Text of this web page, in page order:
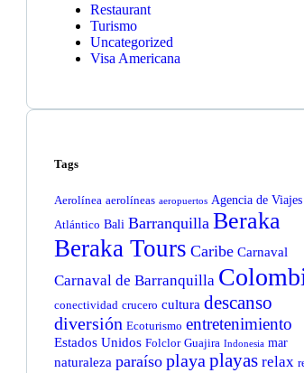
Restaurant
Turismo
Uncategorized
Visa Americana
Tags
Aerolínea aerolíneas aeropuertos Agencia de Viajes
Atlántico Bali Barranquilla Beraka
Beraka Tours Caribe Carnaval
Carnaval de Barranquilla
conectividad crucero cultura descanso
diversión Ecoturismo entretenimiento
Estados Unidos Folclor Guajira Indonesia mar
naturaleza paraíso playa playas relax